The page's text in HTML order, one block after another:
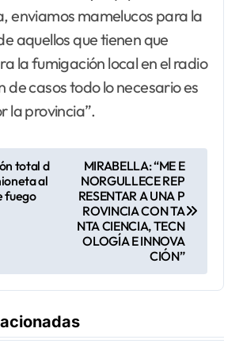
enviamos mamelucos para la
aquellos que tienen que
la fumigación local en el radio
de casos todo lo necesario es
la provincia”.
total d
al
fuego
MIRABELLA: “ME E
NORGULLECE REP
RESENTAR A UNA P
ROVINCIA CON TA
NTA CIENCIA, TECN
OLOGÍA E INNOVA
CIÓN”